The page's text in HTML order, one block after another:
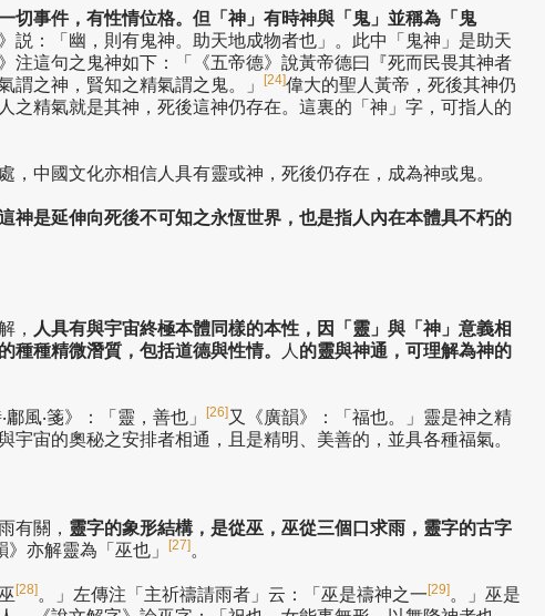
切事件，有性情位格。但「神」有時神與「鬼」並稱為「鬼
》説：「幽，則有鬼神。助天地成物者也」。此中「鬼神」是助天
注這句之鬼神如下：「《五帝德》說黃帝德曰『死而民畏其神者
謂之神，賢知之精氣謂之鬼。」
[24]偉大的聖人黃帝，死後其神仍
之精氣就是其神，死後這神仍存在。這裏的「神」字，可指人的
中國文化亦相信人具有靈或神，死後仍存在，成為神或鬼。
神是延伸向死後不可知之永恆世界，也是指人內在本體具不朽的
， 人具有與宇宙終極本體同樣的本性，因「靈」與「神」意義相
種種精微潛質，包括道德與性情。
人 的靈與神通，可理解為神的
鄘風‧箋》：「靈，善也」 [26]又《廣韻》：「福也。」靈是神之精
宙的奧秘之安排者相通，且是精明、美善的，並具各種福氣。
有關， 靈字的象形結構，是從巫，巫從三個口求雨，靈字的古字
》亦解靈為「巫也」 [27]。
[28]。」左傳注「主祈禱請雨者」云：「巫是禱神之一[29]。」巫是